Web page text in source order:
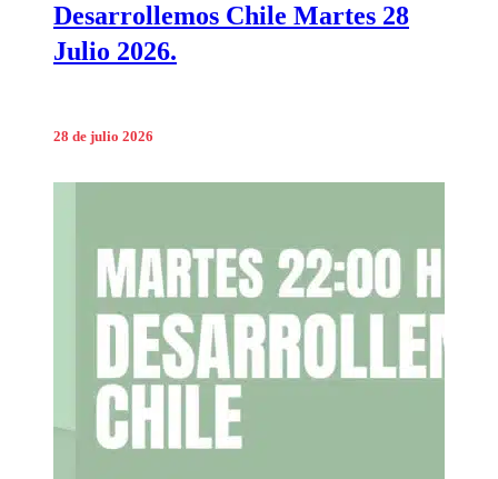
Desarrollemos Chile Martes 28
Julio 2026.
28 de julio 2026